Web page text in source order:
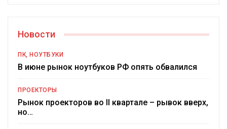
Новости
ПК, НОУТБУКИ
В июне рынок ноутбуков РФ опять обвалился
ПРОЕКТОРЫ
Рынок проекторов во II квартале – рывок вверх,
но…